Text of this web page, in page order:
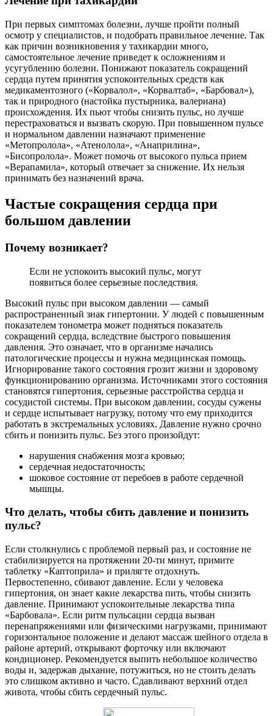
При первых симптомах болезни, лучше пройти полный
осмотр у специалистов, и подобрать правильное лечение. Так
как причин возникновения у тахикардии много,
самостоятельное лечение приведет к осложнениям и
усугублению болезни. Понижают показатель сокращений
сердца путем принятия успокоительных средств как
медикаментозного («Корвалол», «Корвалтаб», «Барбовал»),
так и природного (настойка пустырника, валериана)
происхождения. Их пьют чтобы снизить пульс, но лучше
перестраховаться и вызвать скорую. При повышенном пульсе
и нормальном давлении назначают применение
«Метопролола», «Атенолола», «Анаприлина»,
«Бисопролола». Может помочь от высокого пульса прием
«Верапамила», который отвечает за снижение. Их нельзя
принимать без назначений врача.
Частые сокращения сердца при
большом давлении
Почему возникает?
Если не успокоить высокий пульс, могут
появиться более серьезные последствия.
Высокий пульс при высоком давлении — самый
распространенный знак гипертонии. У людей с повышенным
показателем тонометра может подняться показатель
сокращений сердца, вследствие быстрого повышения
давления. Это означает, что в организме начались
патологические процессы и нужна медицинская помощь.
Игнорирование такого состояния грозит жизни и здоровому
функционированию организма. Источниками этого состояния
становятся гипертония, серьезные расстройства сердца и
сосудистой системы. При высоком давлении, сосуды сужены
и сердце испытывает нагрузку, потому что ему приходится
работать в экстремальных условиях. Давление нужно срочно
сбить и понизить пульс. Без этого произойдут:
нарушения снабжения мозга кровью;
сердечная недостаточность;
шоковое состояние от перебоев в работе сердечной
мышцы.
Что делать, чтобы сбить давление и понизить
пульс?
Если столкнулись с проблемой первый раз, и состояние не
стабилизируется на протяжении 20-ти минут, примите
таблетку «Каптоприла» и прилягте отдохнуть.
Первостепенно, сбивают давление. Если у человека
гипертония, он знает какие лекарства пить, чтобы снизить
давление. Принимают успокоительные лекарства типа
«Барбовала». Если ритм пульсации сердца вызван
перенапряжениями или физическими нагрузками, принимают
горизонтальное положение и делают массаж шейного отдела в
районе артерий, открывают форточку или включают
кондиционер. Рекомендуется выпить небольшое количество
воды и, задержав дыхание, потужиться, но не стоить делать
это слишком активно и часто. Сдавливают верхний отдел
живота, чтобы сбить сердечный пульс.